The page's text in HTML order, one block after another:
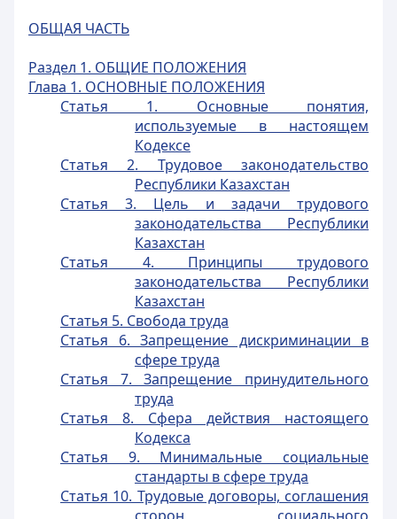
ОБЩАЯ ЧАСТЬ
Раздел 1. ОБЩИЕ ПОЛОЖЕНИЯ
Глава 1. ОСНОВНЫЕ ПОЛОЖЕНИЯ
Статья 1. Основные понятия,
используемые в настоящем
Кодексе
Статья 2. Трудовое законодательство
Республики Казахстан
Статья 3. Цель и задачи трудового
законодательства Республики
Казахстан
Статья 4. Принципы трудового
законодательства Республики
Казахстан
Статья 5. Свобода труда
Статья 6. Запрещение дискриминации в
сфере труда
Статья 7. Запрещение принудительного
труда
Статья 8. Сфера действия настоящего
Кодекса
Статья 9. Минимальные социальные
стандарты в сфере труда
Статья 10. Трудовые договоры, соглашения